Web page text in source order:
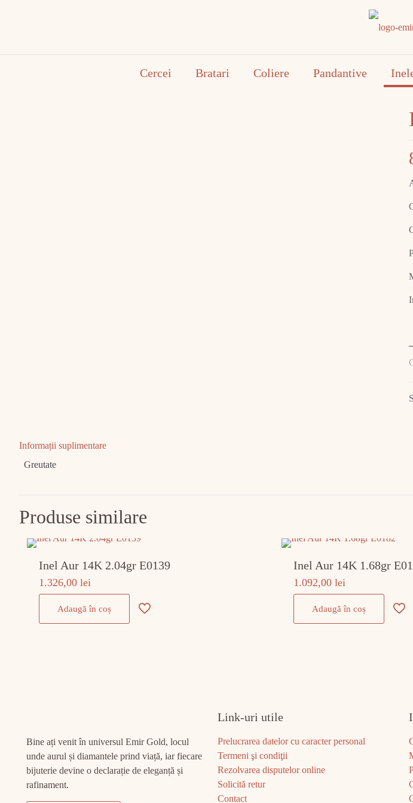
Cercei Bratari Coliere Pandantive
Informații suplimentare
Greutate
Produse similare
Inel Aur 14K 2.04gr E0139
1.326,00 lei
Adaugă în coș
Inel Aur 14K 1.68gr
1.092,00lei
Adaugă în coș
Bine ați venit în universul Emir Gold, locul
unde aurul și diamantele prind viață, iar fiecare
bijuterie devine o declarație de eleganță și
rafinament.
Link-uri utile
Prelucrarea datelor cu caracter personal
Termeni şi condiţii
Rezolvarea disputelor online
Solicită retur
Contact